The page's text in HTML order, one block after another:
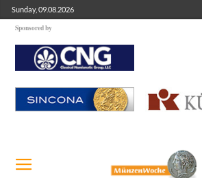
Sunday, 09.08.2026
Sponsored by